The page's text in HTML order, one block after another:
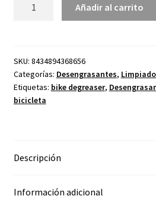
bicicleta
5000ml
cantidad
Añadir al carrito
SKU: 8434894368656
Categorías: Desengrasantes,
Etiquetas: bike degreaser,
bicicleta
Descripción
Información adicional